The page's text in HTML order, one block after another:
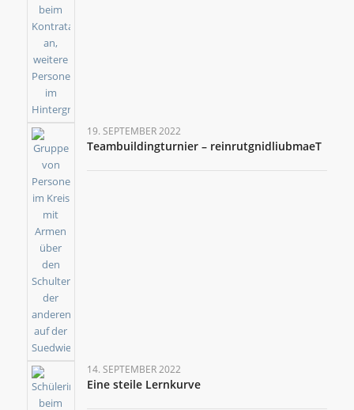
19. SEPTEMBER 2022
Teambuildingturnier – reinrutgnidliubmaeT
14. SEPTEMBER 2022
Eine steile Lernkurve